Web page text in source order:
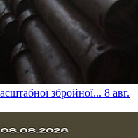
збройної... 8 авг.